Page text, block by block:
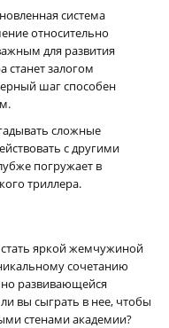
система
относительно
для развития
станет залогом
шаг способен
сложные
с другими
погружает в
триллера.
яркой жемчужиной
сочетанию
развивающейся
вы сыграть в нее, чтобы
стенами академии?